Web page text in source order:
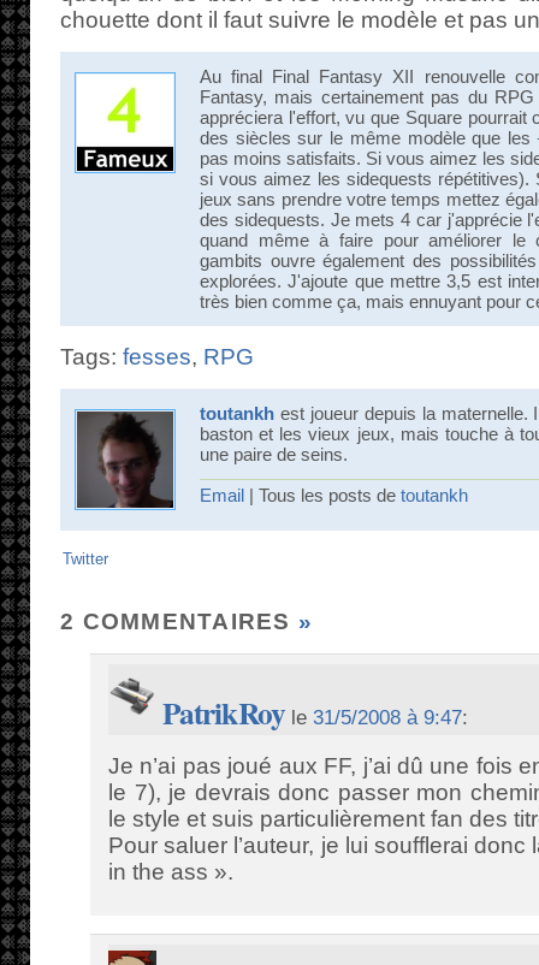
chouette dont il faut suivre le modèle et pas
Au final Final Fantasy XII renouvelle
Fantasy, mais certainement pas du
appréciera l'effort, vu que Square pourrait
des siècles sur le même modèle que les
pas moins satisfaits. Si vous aimez les
si vous aimez les sidequests
jeux sans prendre votre temps mettez
des sidequests. Je mets 4 car j'apprécie
quand même à faire pour améliorer le
gambits ouvre également des
explorées. J'ajoute que mettre 3,5 est
très bien comme ça, mais ennuyant pour
Tags: fesses, RPG
toutankh est joueur depuis la
baston et les vieux jeux, mais touche à
une paire de seins.
Email | Tous les posts de toutankh
Twitter
2 COMMENTAIRES »
PatrikRoyle 31/5/2008 à 9:47:
Je n’ai pas joué aux FF, j’ai dû une fois
le 7), je devrais donc passer mon
le style et suis particulièrement fan des
Pour saluer l’auteur, je lui soufflerai
in the ass ».